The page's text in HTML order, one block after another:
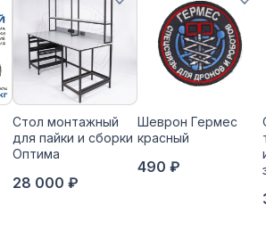
Стол монтажный
для пайки и сборки
Оптима
28 000 ₽
Шеврон Гермес
красный
490 ₽